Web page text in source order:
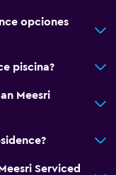
opciones
piscina?
Meesri
Serviced